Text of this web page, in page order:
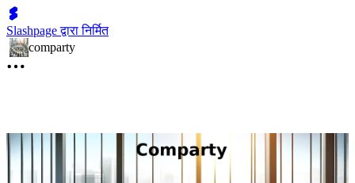
Slashpage द्वारा निर्मित
comparty